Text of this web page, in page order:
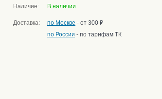
Наличие: В наличии
Доставка: по Москве - от 300 ₽
по России - по тарифам ТК